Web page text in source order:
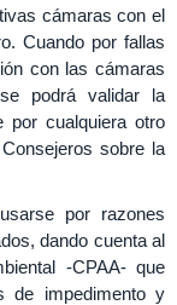
cámaras con el
Cuando por fallas
con las cámaras
podrá validar la
por cualquiera otro
sobre la
por razones
dando cuenta al
-CPAA- que
de impedimento y